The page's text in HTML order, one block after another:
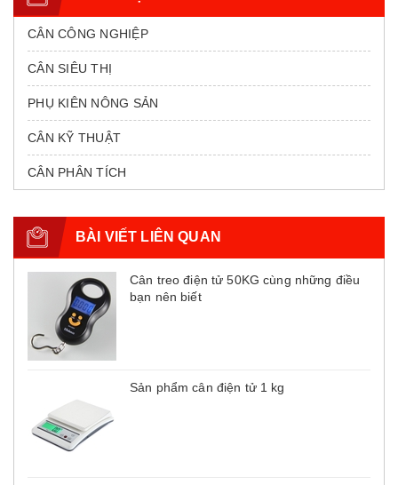
CÂN CÔNG NGHIỆP
CÂN SIÊU THỊ
PHỤ KIÊN NÔNG SẢN
CÂN KỸ THUẬT
CÂN PHÂN TÍCH
BÀI VIẾT LIÊN QUAN
Cân treo điện tử 50KG cùng những điều
bạn nên biết
Sản phẩm cân điện tử 1 kg